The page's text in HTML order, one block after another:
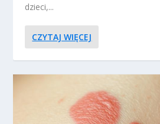
dzieci,...
CZYTAJ WIĘCEJ